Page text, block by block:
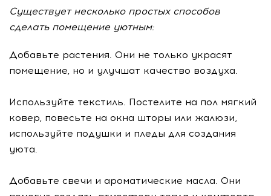
Существует несколько простых способов
сделать помещение уютным:
Добавьте растения. Они не только украсят
помещение, но и улучшат качество воздуха.
Используйте текстиль. Постелите на пол мягкий
ковер, повесьте на окна шторы или жалюзи,
используйте подушки и пледы для создания
уюта.
Добавьте свечи и ароматические масла. Они